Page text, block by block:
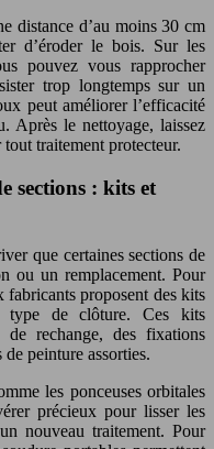
distance d’au moins 30 cm
d’éroder le bois. Sur les
pouvez vous rapprocher
trop longtemps sur un
peut améliorer l’efficacité
Après le nettoyage, laissez
traitement protecteur.
sections : kits et
que certaines sections de
ou un remplacement. Pour
proposent des kits
type de clôture. Ces kits
de rechange, des fixations
de peinture assorties.
les ponceuses orbitales
précieux pour lisser les
nouveau traitement. Pour